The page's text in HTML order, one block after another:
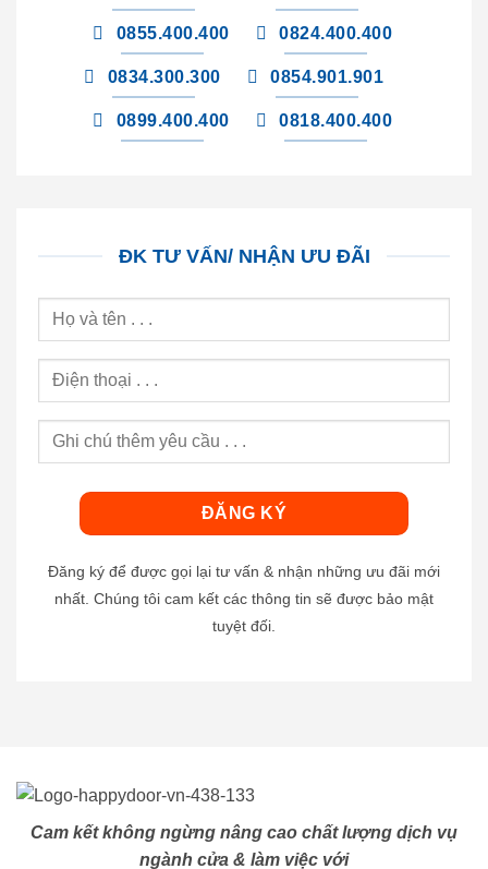
0855.400.400 0824.400.400
0834.300.300 0854.901.901
0899.400.400 0818.400.400
ĐK TƯ VẤN/ NHẬN ƯU ĐÃI
Đăng ký để được gọi lại tư vấn & nhận những ưu đãi mới
nhất. Chúng tôi cam kết các thông tin sẽ được bảo mật
tuyệt đối.
Cam kết không ngừng nâng cao chất lượng dịch vụ
ngành cửa & làm việc với